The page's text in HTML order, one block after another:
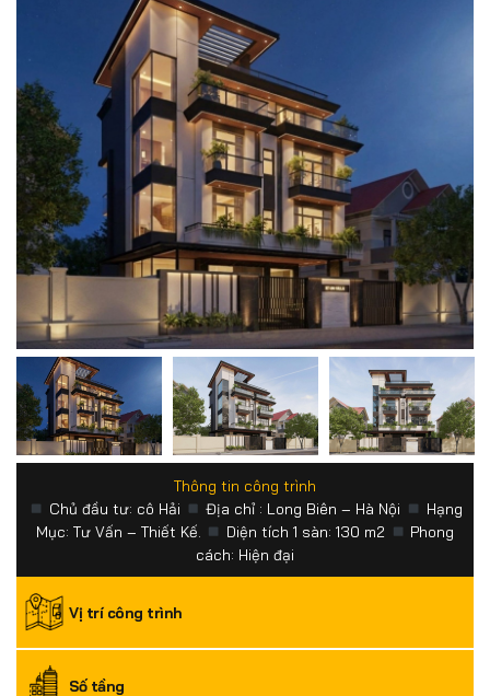
Thông tin công trình
Chủ đầu tư: cô Hải
Địa chỉ : Long Biên – Hà Nội
Hạng
Mục: Tư Vấn – Thiết Kế.
Diện tích 1 sàn: 130 m2
Phong
cách: Hiện đại
Vị trí công trình
Số tầng